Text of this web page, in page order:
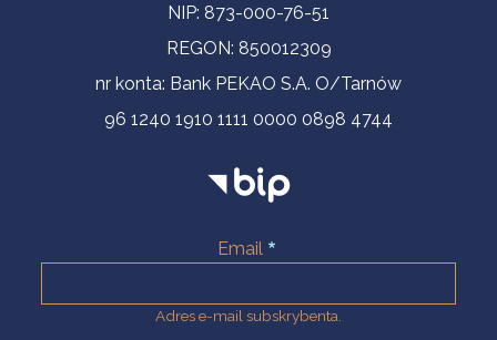
NIP: 873-000-76-51
REGON: 850012309
nr konta: Bank PEKAO S.A. O/Tarnów
96 1240 1910 1111 0000 0898 4744
Email
Adres e-mail subskrybenta.